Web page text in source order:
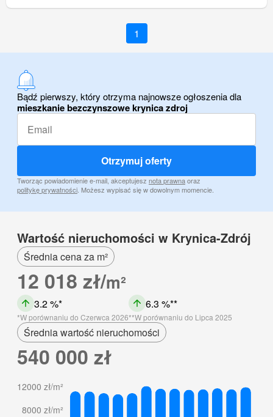
1
Bądź pierwszy, który otrzyma najnowsze ogłoszenia dla
mieszkanie bezczynszowe krynica zdroj
Otrzymuj oferty
Tworząc powiadomienie e-mail, akceptujesz nota prawnaoraz
politykę prywatności. Możesz wypisać się w dowolnym momencie.
Wartość nieruchomości w Krynica-Zdrój
Średnia cena za m²
12 018 zł/m²
3.2 %
W porównaniu do Czerwca 2026
6.3 %
W porównaniu do Lipca 2025
Średnia wartość nieruchomości
540 000 zł